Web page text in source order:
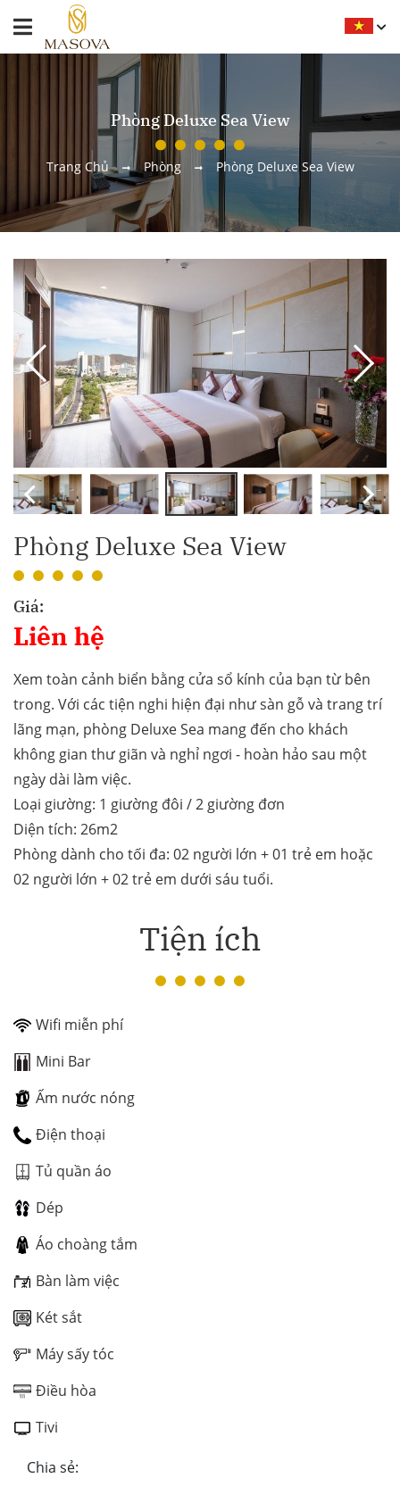
Phòng Deluxe Sea View
Trang Chủ Phòng Phòng Deluxe Sea View
Phòng Deluxe Sea View
Giá:
Liên hệ
Xem toàn cảnh biển bằng cửa sổ kính của bạn từ bên
trong. Với các tiện nghi hiện đại như sàn gỗ và trang trí
lãng mạn, phòng Deluxe Sea mang đến cho khách
không gian thư giãn và nghỉ ngơi - hoàn hảo sau một
ngày dài làm việc.
Loại giường: 1 giường đôi / 2 giường đơn
Diện tích: 26m2
Phòng dành cho tối đa: 02 người lớn + 01 trẻ em hoặc
02 người lớn + 02 trẻ em dưới sáu tuổi.
Tiện ích
Wifi miễn phí
Mini Bar
Ấm nước nóng
Điện thoại
Tủ quần áo
Dép
Áo choàng tắm
Bàn làm việc
Két sắt
Máy sấy tóc
Điều hòa
Tivi
Chia sẻ: